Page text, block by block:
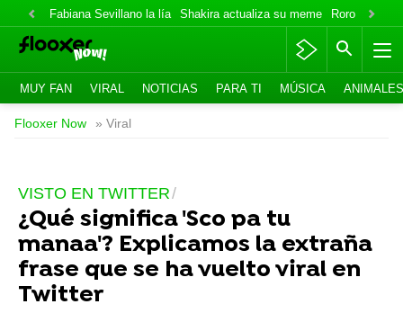
Fabiana Sevillano la lía Shakira actualiza su meme Roro lo niega
MUY FAN VIRAL NOTICIAS PARA TI MÚSICA ANIMALES
Flooxer Now » Viral
VISTO EN TWITTER
¿Qué significa 'Sco pa tu
manaa'? Explicamos la extraña
frase que se ha vuelto viral en
Twitter